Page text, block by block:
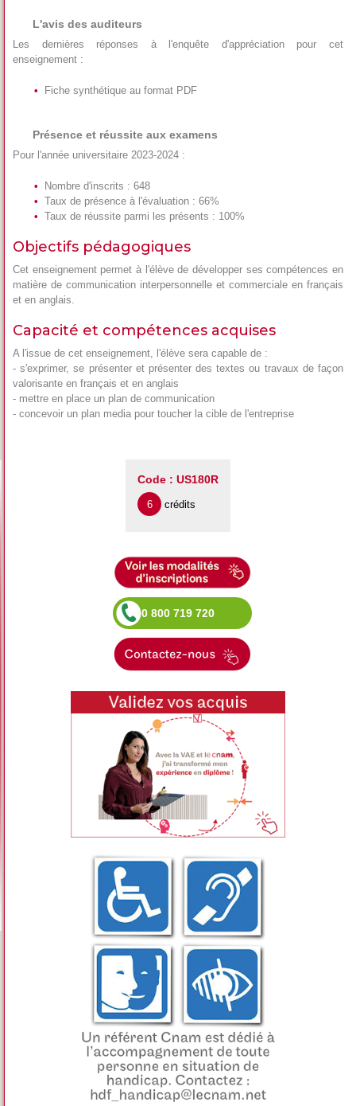
L'avis des auditeurs
Les dernières réponses à l'enquête d'appréciation pour cet
enseignement :
Fiche synthétique au format PDF
Présence et réussite aux examens
Pour l'année universitaire 2023-2024 :
Nombre d'inscrits : 648
Taux de présence à l'évaluation : 66%
Taux de réussite parmi les présents : 100%
Objectifs pédagogiques
Cet enseignement permet à l'élève de développer ses compétences en
matière de communication interpersonnelle et commerciale en français
et en anglais.
Capacité et compétences acquises
A l'issue de cet enseignement, l'élève sera capable de :
- s'exprimer, se présenter et présenter des textes ou travaux de façon
valorisante en français et en anglais
- mettre en place un plan de communication
- concevoir un plan media pour toucher la cible de l'entreprise
Code : US180R
6 crédits
0 800 719 720